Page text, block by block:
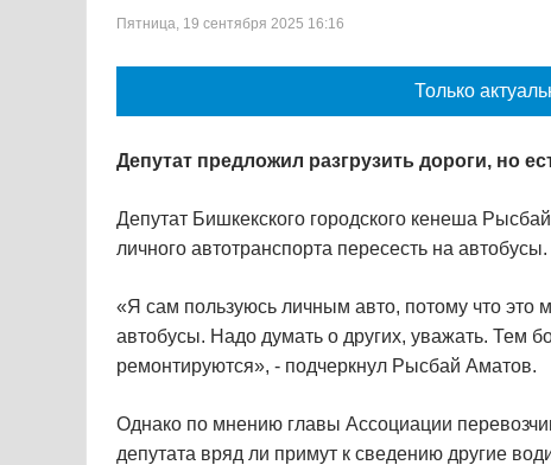
Пятница, 19 сентября 2025 16:16
Только
Депутат предложил разгрузить дороги, но
Депутат Бишкекского городского кенеша
личного автотранспорта пересесть на автобусы.
«Я сам пользуюсь личным авто, потому что это
автобусы. Надо думать о других, уважать. Тем
ремонтируются», - подчеркнул Рысбай Аматов.
Однако по мнению главы Ассоциации
депутата вряд ли примут к сведению другие